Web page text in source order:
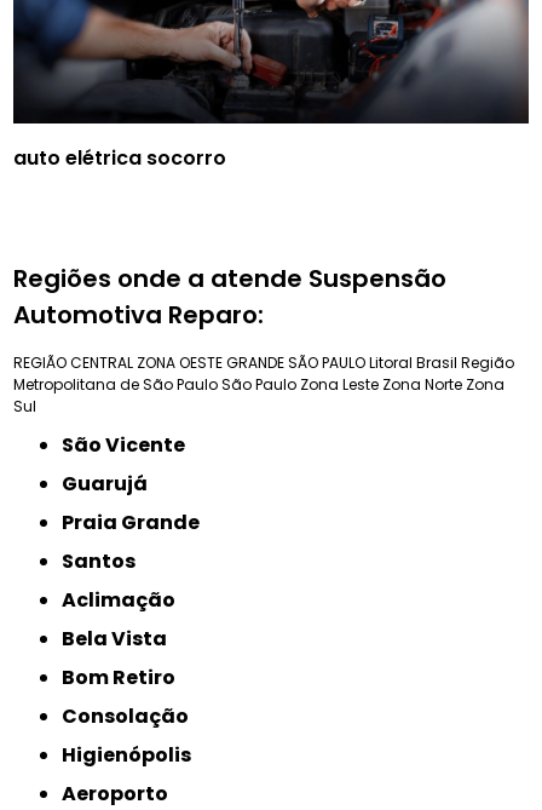
auto elétrica socorro
Regiões onde a atende Suspensão
Automotiva Reparo:
REGIÃO CENTRAL ZONA OESTEGRANDE SÃO PAULOLitoral Brasil Região
Metropolitana de São PauloSão Paulo Zona Leste Zona Norte Zona
Sul
São Vicente
Guarujá
Praia Grande
Santos
Aclimação
Bela Vista
Bom Retiro
Consolação
Higienópolis
Aeroporto